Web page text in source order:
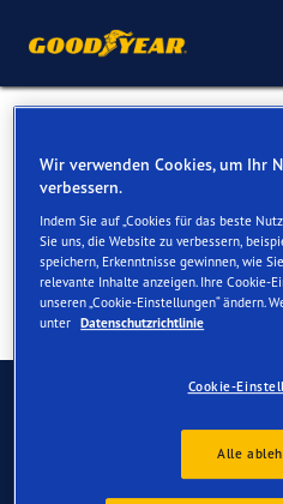
VW Up & Up
Kontaktieren Sie uns
Wir verwenden Cookies, um Ihr
verbessern.
Indem Sie auf „Cookies für das beste
Sie uns, die Website zu verbessern,
speichern, Erkenntnisse gewinnen, wie
relevante Inhalte anzeigen. Ihre Cookie-
unseren „Cookie-Einstellungen“ ändern.
unter Datenschutzrichtlinie
Cookie-
Alle